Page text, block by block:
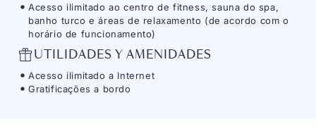
Acesso ilimitado ao centro de fitness, sauna do spa,
banho turco e áreas de relaxamento (de acordo com o
horário de funcionamento)
UTILIDADES Y AMENIDADES
Acesso ilimitado a Internet
Gratificações a bordo